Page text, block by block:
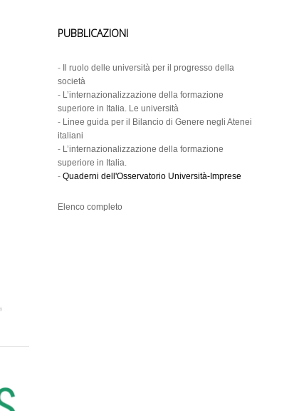
PUBBLICAZIONI
-
Il ruolo delle università per il progresso della
società
- L’internazionalizzazione della formazione
superiore in Italia. Le università
- Linee guida per il Bilancio di Genere negli Atenei
italiani
- L’internazionalizzazione della formazione
superiore in Italia.
- Quaderni dell'Osservatorio Università-Imprese
Elenco completo